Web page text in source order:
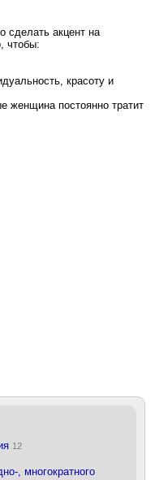
сделать акцент на
чтобы:
красоту и
женщина постоянно тратит
12
, многократного